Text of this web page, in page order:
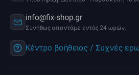
info@fix-shop.gr
Συνήθως απαντάμε εντός 24 ωρών.
Κέντρο βοήθειας / Συχνές